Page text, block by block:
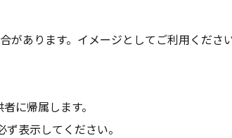
あります。イメージとしてご利用ください
に帰属します。
表示してください。